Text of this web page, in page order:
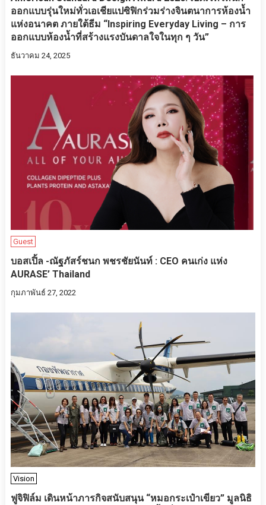
ออกแบบรุ่นใหม่ทั่วเอเชียแปซิฟิกร่วมร่างจินตนาการห้องน้ำ
แห่งอนาคต ภายใต้ธีม “Inspiring Everyday Living – การ
ออกแบบห้องน้ำที่สร้างแรงบันดาลใจในทุก ๆ วัน”
ธันวาคม 24, 2025
Guest
บอสเปิ้ล -ณัฐภัสร์ชนก พชรชัยนันท์ : CEO คนเก่ง แห่ง
AURASE’ Thailand
กุมภาพันธ์ 27, 2022
Vision
ฟูจิฟิล์ม เดินหน้าภารกิจสนับสนุน “หมอกระเป๋าเขียว” มูลนิธิ